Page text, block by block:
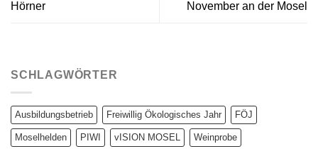
Hörner November an der Mosel
SCHLAGWÖRTER
Ausbildungsbetrieb Freiwillig Ökologisches Jahr FÖJ
Moselhelden PIWI vISION MOSEL Weinprobe